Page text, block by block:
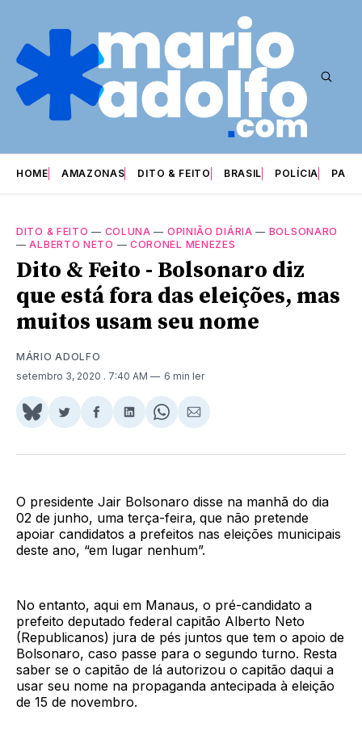
HOME AMAZONAS DITO & FEITO BRASIL POLÍCIA
DITO & FEITO — COLUNA — OPINIÃO DIÁRIA — BOLSONARO
—ALBERTO NETO — CORONEL MENEZES
Dito & Feito - Bolsonaro diz
que está fora das eleições, mas
muitos usam seu nome
MÁRIO ADOLFO
setembro 3, 2020 . 7:40 AM 6 min ler
Share
BlueSky
Compartilhar
Twitter
Compartilhar
Facebook
Compartilhar
LinkedIn
Share
WhatsApp
Compartilhar
Email
O presidente Jair Bolsonaro disse na manhã do dia
02 de junho, uma terça-feira, que não pretende
apoiar candidatos a prefeitos nas eleições municipais
deste ano, “em lugar nenhum”.
No entanto, aqui em Manaus, o pré-candidato a
prefeito deputado federal capitão Alberto Neto
(Republicanos) jura de pés juntos que tem o apoio de
Bolsonaro, caso passe para o segundo turno. Resta
saber se o capitão de lá autorizou o capitão daqui a
usar seu nome na propaganda antecipada à eleição
de 15 de novembro.